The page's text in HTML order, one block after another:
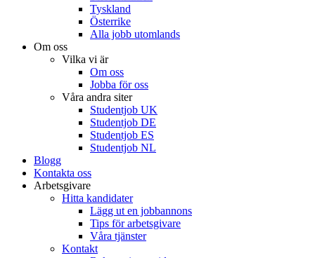
Tyskland
Österrike
Alla jobb utomlands
Om oss
Vilka vi är
Om oss
Jobba för oss
Våra andra siter
Studentjob UK
Studentjob DE
Studentjob ES
Studentjob NL
Blogg
Kontakta oss
Arbetsgivare
Hitta kandidater
Lägg ut en jobbannons
Tips för arbetsgivare
Våra tjänster
Kontakt